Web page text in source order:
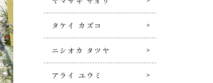
タケイ カズコ
ニシオカ タツヤ
アライ ユウミ